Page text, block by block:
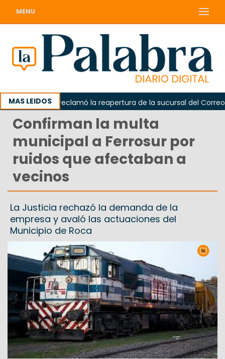
MENU
MAS LEIDOS
Odarda reclamó la reapertura de la sucursal del Correo
Confirman la multa
municipal a Ferrosur por
ruidos que afectaban a
vecinos
La Justicia rechazó la demanda de la
empresa y avaló las actuaciones del
Municipio de Roca